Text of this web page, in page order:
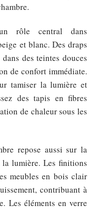
rôle central dans
et blanc. Des draps
des teintes douces
de confort immédiate.
tamiser la lumière et
des tapis en fibres
de chaleur sous les
repose aussi sur la
la lumière. Les finitions
meubles en bois clair
contribuant à
Les éléments en verre